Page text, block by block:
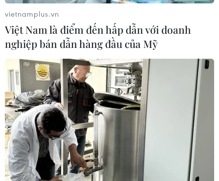
Dự án cao tốc Bắc-Nam sẽ ra sao khi
chuyển đổi hình thức đầu tư?
vietnamplus.vn
Việt Nam là điểm đến hấp dẫn với doanh
nghiệp bán dẫn hàng đầu của Mỹ